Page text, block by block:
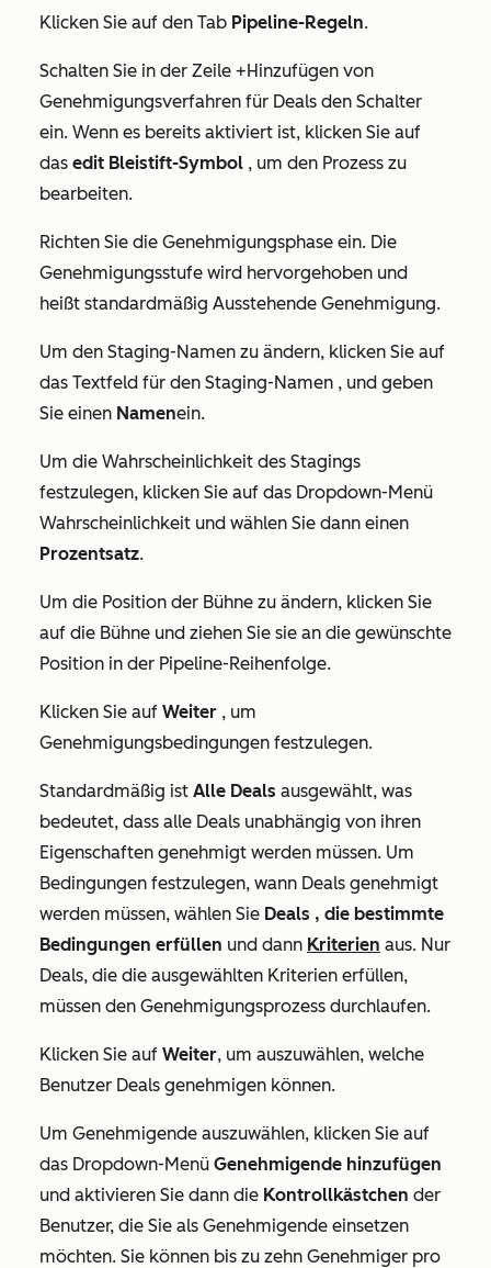
Klicken Sie auf den Tab Pipeline-Regeln.
Schalten Sie in der Zeile +Hinzufügen von
Genehmigungsverfahren für Deals den Schalter
ein. Wenn es bereits aktiviert ist, klicken Sie auf
das edit Bleistift-Symbol , um den Prozess zu
bearbeiten.
Richten Sie die Genehmigungsphase ein. Die
Genehmigungsstufe wird hervorgehoben und
heißt standardmäßig Ausstehende Genehmigung.
Um den Staging-Namen zu ändern, klicken Sie auf
das Textfeld für den Staging-Namen , und geben
Sie einen Namenein.
Um die Wahrscheinlichkeit des Stagings
festzulegen, klicken Sie auf das Dropdown-Menü
Wahrscheinlichkeit und wählen Sie dann einen
Prozentsatz.
Um die Position der Bühne zu ändern, klicken Sie
auf die Bühne und ziehen Sie sie an die gewünschte
Position in der Pipeline-Reihenfolge.
Klicken Sie auf Weiter , um
Genehmigungsbedingungen festzulegen.
Standardmäßig ist Alle Deals ausgewählt, was
bedeutet, dass alle Deals unabhängig von ihren
Eigenschaften genehmigt werden müssen. Um
Bedingungen festzulegen, wann Deals genehmigt
werden müssen, wählen Sie Deals , die bestimmte
Bedingungen erfüllen und dann Kriterien aus. Nur
Deals, die die ausgewählten Kriterien erfüllen,
müssen den Genehmigungsprozess durchlaufen.
Klicken Sie auf Weiter, um auszuwählen, welche
Benutzer Deals genehmigen können.
Um Genehmigende auszuwählen, klicken Sie auf
das Dropdown-Menü Genehmigende hinzufügen
und aktivieren Sie dann die Kontrollkästchen der
Benutzer, die Sie als Genehmigende einsetzen
möchten. Sie können bis zu zehn Genehmiger pro